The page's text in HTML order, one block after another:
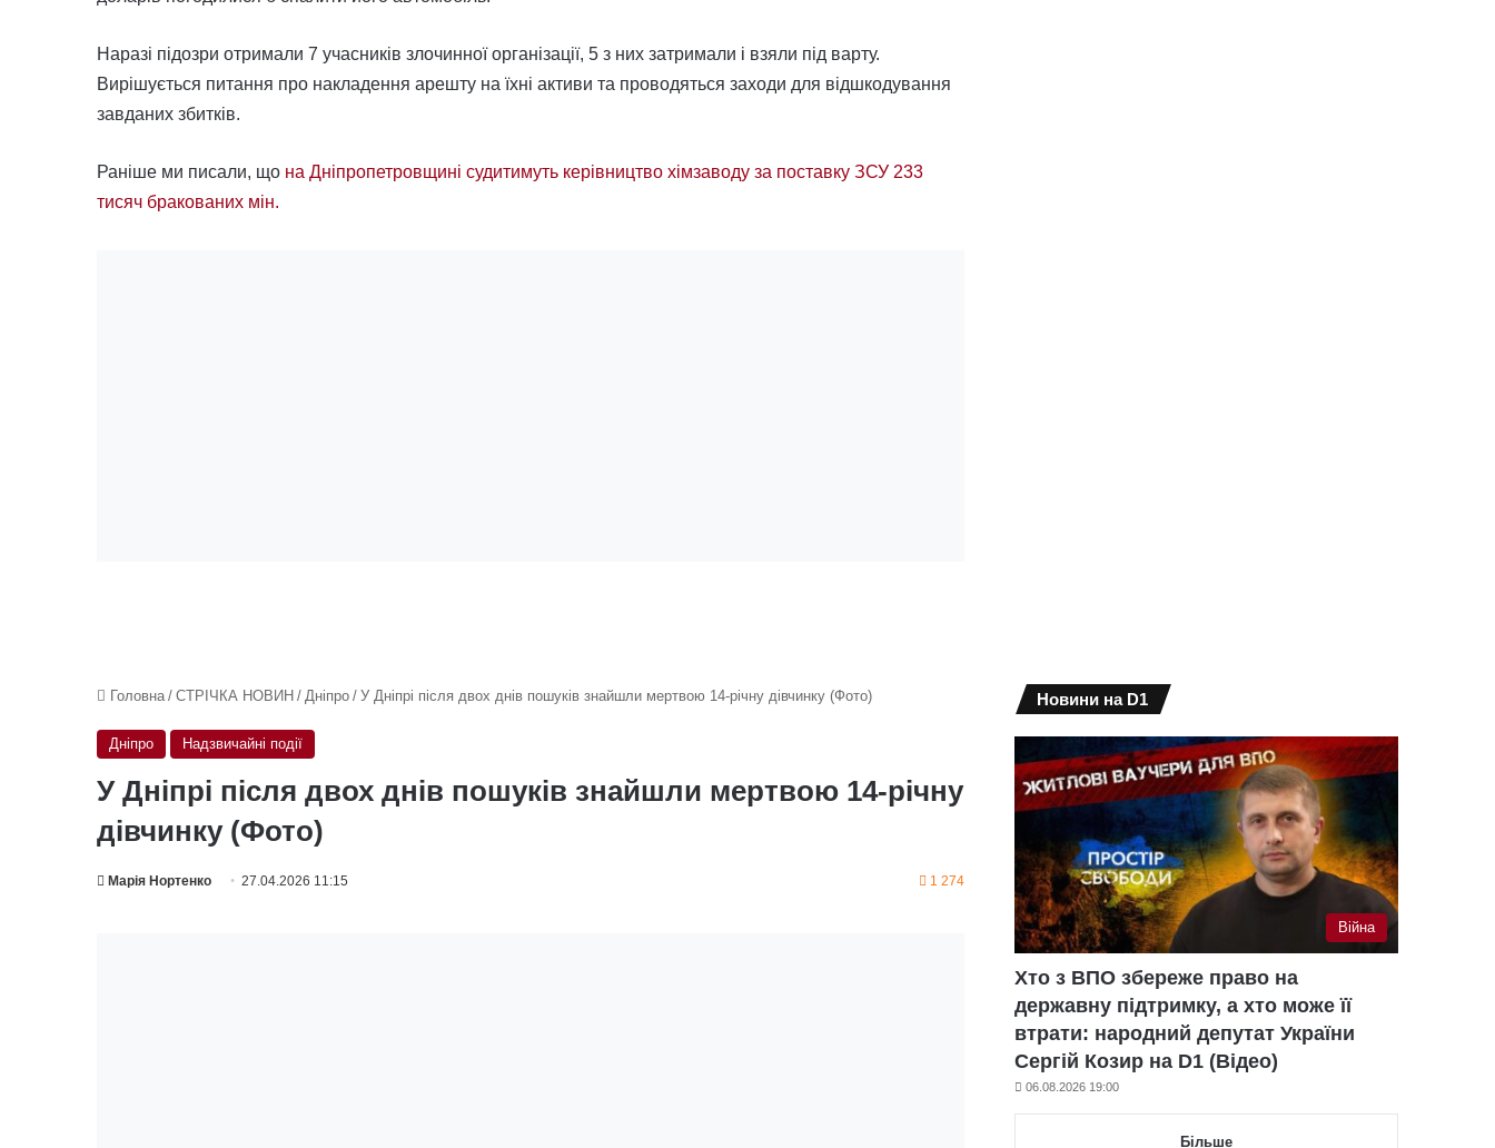
Наразі підозри отримали 7 учасників злочинної організації, 5 з них затримали і взяли під варту.
Вирішується питання про накладення арешту на їхні активи та проводяться заходи для відшкодування
завданих збитків.
Раніше ми писали, що на Дніпропетровщині судитимуть керівництво хімзаводу за поставку ЗСУ 233
тисяч бракованих мін.